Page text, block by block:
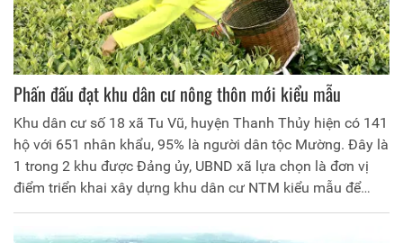
Phấn đấu đạt khu dân cư nông thôn mới kiểu mẫu
Khu dân cư số 18 xã Tu Vũ, huyện Thanh Thủy hiện có 141
hộ với 651 nhân khẩu, 95% là người dân tộc Mường. Đây là
1 trong 2 khu được Đảng ủy, UBND xã lựa chọn là đơn vị
điểm triển khai xây dựng khu dân cư NTM kiểu mẫu để
nhân rộng.